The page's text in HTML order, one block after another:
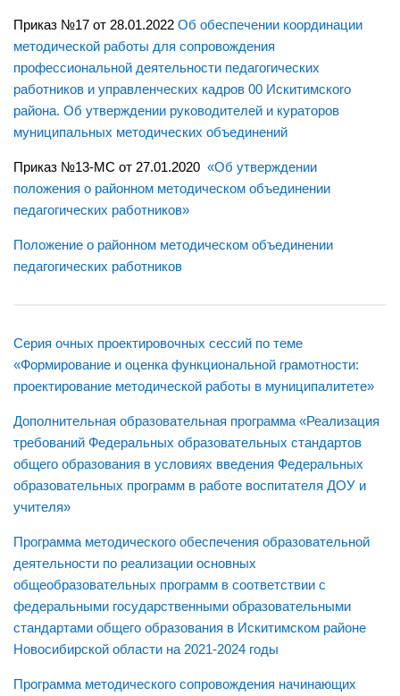
Развитие учительского потенциала
Семинары
Курсовая подготовка
Система поддержки талантливых детей
Всероссийская олимпиада школьников
НПК школьников
Фестиваль ученических проектов
Учебно-методическое обеспечение
Документы
Сетевой учитель
Адреса педагогического опыта
Требования к публикации
Материалы НПК
Русский язык и литература
Иностранный язык
Дошкольное образование
ММО
Приказ №17 от 28.01.2022 Об обеспечении координации
методической работы для сопровождения
профессиональной деятельности педагогических
работников и управленческих кадров 00 Искитимскоrо
района. Об утверждении руководителей и кураторов
муниципальных методических объединений
Приказ №13-МС от 27.01.2020 «Об утверждении
положения о районном методическом объединении
педагогических работников»
Положение о районном методическом объединении
педагогических работников
Серия очных проектировочных сессий по теме
«Формирование и оценка функциональной грамотности:
проектирование методической работы в муниципалитете»
Дополнительная образовательная программа «Реализация
требований Федеральных образовательных стандартов
общего образования в условиях введения Федеральных
образовательных программ в работе воспитателя ДОУ и
учителя»
Программа методического обеспечения образовательной
деятельности по реализации основных
общеобразовательных программ в соответствии с
федеральными государственными образовательными
стандартами общего образования в Искитимском районе
Новосибирской области на 2021-2024 годы
Программа методического сопровождения начинающих